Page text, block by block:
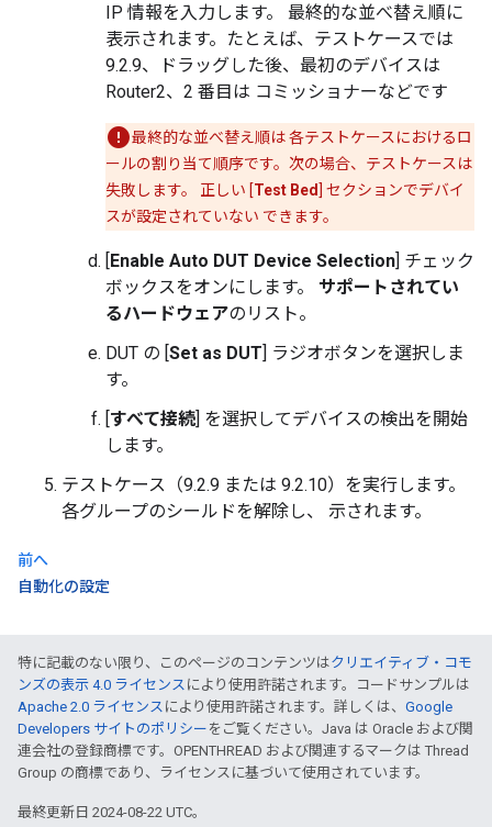
IP 情報を入力します。 最終的な並べ替え順に
表示されます。たとえば、テストケースでは
9.2.9、ドラッグした後、最初のデバイスは
Router2、2 番目は コミッショナーなどです
最終的な並べ替え順は 各テストケースにおけるロ
ールの割り当て順序です。次の場合、テストケースは
失敗します。 正しい [Test Bed ] セクションでデバイ
スが設定されていない できます。
[Enable Auto DUT Device Selection] チェック
ボックスをオンにします。 サポートされてい
るハードウェアのリスト。
DUT の [Set as DUT] ラジオボタンを選択しま
す。
[すべて接続] を選択してデバイスの検出を開始
します。
テストケース（9.2.9 または 9.2.10）を実行します。
各グループのシールドを解除し、 示されます。
前へ
自動化の設定
特に記載のない限り、このページのコンテンツはクリエイティブ・コモ
ンズの表示 4.0 ライセンス により使用許諾されます。コードサンプルは
Apache 2.0 ライセンス により使用許諾されます。詳しくは、 Google
Developers サイトのポリシー をご覧ください。Java は Oracle および関
連会社の登録商標です。OPENTHREAD および関連するマークは Thread
Group の商標であり、ライセンスに基づいて使用されています。
最終更新日 2024-08-22 UTC。